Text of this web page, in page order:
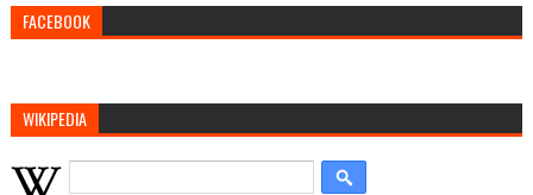
FACEBOOK
WIKIPEDIA